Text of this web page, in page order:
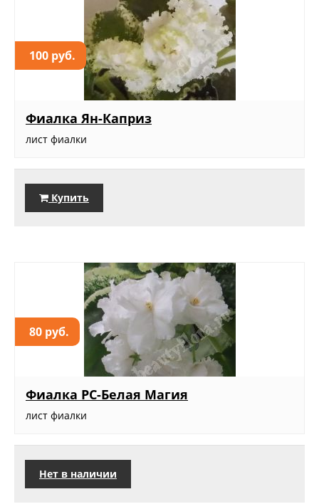
100 руб.
Фиалка Ян-Каприз
лист фиалки
Купить
80 руб.
Фиалка РС-Белая Магия
лист фиалки
Нет в наличии